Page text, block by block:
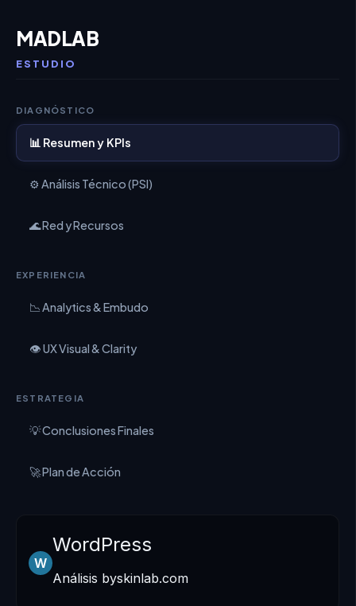
MADLAB
ESTUDIO
DIAGNÓSTICO
📊 Resumen y KPIs
⚙️ Análisis Técnico (PSI)
🌊 Red y Recursos
EXPERIENCIA
📉 Analytics & Embudo
👁️ UX Visual & Clarity
ESTRATEGIA
💡 Conclusiones Finales
🚀 Plan de Acción
W
WordPress
Análisis byskinlab.com